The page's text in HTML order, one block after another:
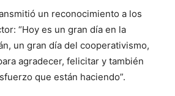
un reconocimiento a los
“Hoy es un gran día en la
un gran día del cooperativismo,
agradecer, felicitar y también
que están haciendo”.